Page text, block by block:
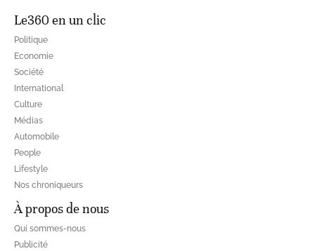
Le360 en un clic
Politique
Economie
Société
International
Culture
Médias
Automobile
People
Lifestyle
Nos chroniqueurs
À propos de nous
Qui sommes-nous
Publicité